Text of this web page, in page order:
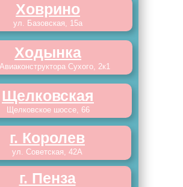
Ходынка
Сухого, 2к1
Ховрино
ул. Базовская, 15а
Щелковская
Щелковское шоссе, 66
г. Пенза
г. Королев
ул. Советская, 42А